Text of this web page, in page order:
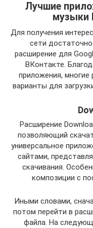
Лучшие
музыки
Для получения
сети
расширение для
ВКонтакте.
приложения, многие
варианты для
Расширение
позволяющий
универсальное
сайтами,
скачивания.
композиции с
Иными словами,
потом перейти в
файла. На